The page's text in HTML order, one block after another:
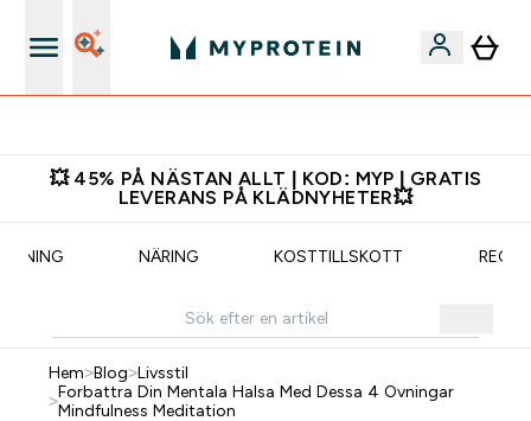
💥 45% PÅ NÄSTAN ALLT | KOD: MYP | GRATIS
LEVERANS PÅ KLÄDNYHETER💥
NÄRING KOSTTILLSKOTT
Hem>Blog>Livsstil
>Forbattra Din Mentala Halsa Med Dessa 4 Ovningar
Mindfulness Meditation